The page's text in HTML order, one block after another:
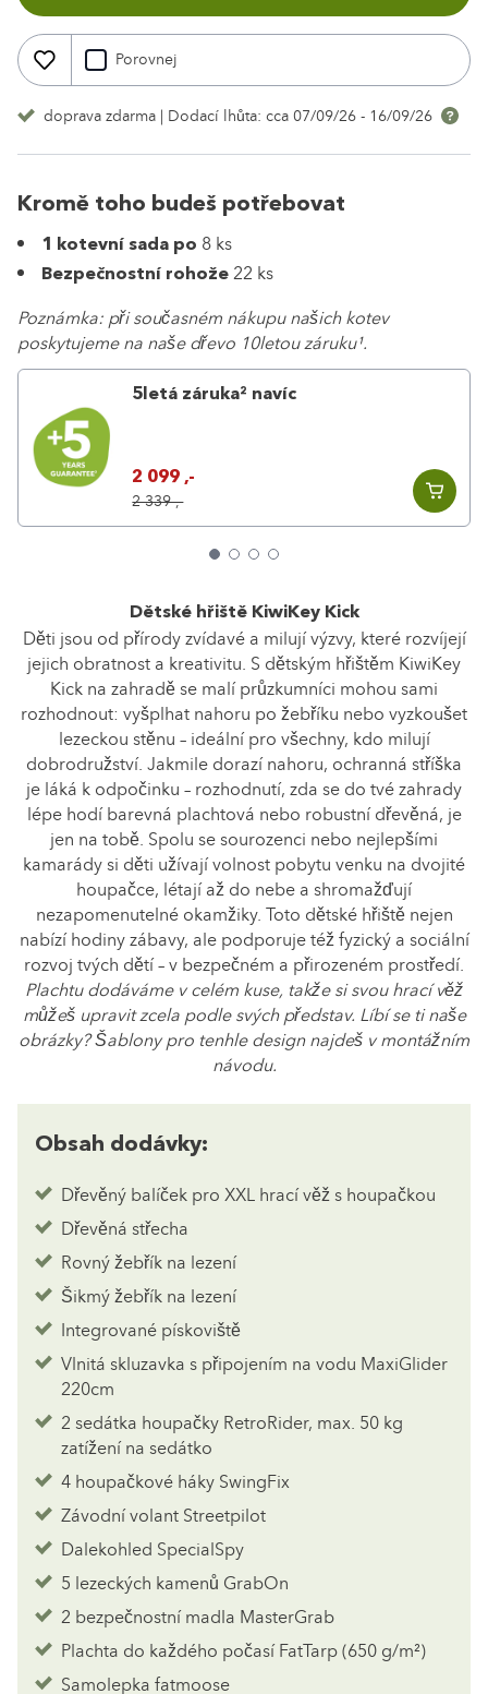
Porovnej
doprava zdarma | Dodací lhůta: cca 07/09/26 - 16/09/26
Kromě toho budeš potřebovat
1 kotevní sada po 8 ks
Bezpečnostní rohože 22 ks
Poznámka: při současném nákupu našich kotev
poskytujeme na naše dřevo 10letou záruku¹.
5letá záruka² navíc
2 339 ,-
2 099 ,-
Dětské hřiště KiwiKey Kick
Děti jsou od přírody zvídavé a milují výzvy, které rozvíjejí
jejich obratnost a kreativitu. S dětským hřištěm KiwiKey
Kick na zahradě se malí průzkumníci mohou sami
rozhodnout: vyšplhat nahoru po žebříku nebo vyzkoušet
lezeckou stěnu – ideální pro všechny, kdo milují
dobrodružství. Jakmile dorazí nahoru, ochranná stříška
je láká k odpočinku – rozhodnutí, zda se do tvé zahrady
lépe hodí barevná plachtová nebo robustní dřevěná, je
jen na tobě. Spolu se sourozenci nebo nejlepšími
kamarády si děti užívají volnost pobytu venku na dvojité
houpačce, létají až do nebe a shromažďují
nezapomenutelné okamžiky. Toto dětské hřiště nejen
nabízí hodiny zábavy, ale podporuje též fyzický a sociální
rozvoj tvých dětí – v bezpečném a přirozeném prostředí.
Plachtu dodáváme v celém kuse, takže si svou hrací věž
můžeš upravit zcela podle svých představ. Líbí se ti naše
obrázky? Šablony pro tenhle design najdeš v montážním
návodu.
Obsah dodávky:
Dřevěný balíček pro XXL hrací věž s houpačkou
Dřevěná střecha
Rovný žebřík na lezení
Šikmý žebřík na lezení
Integrované pískoviště
Vlnitá skluzavka s připojením na vodu MaxiGlider
220cm
2 sedátka houpačky RetroRider, max. 50 kg
zatížení na sedátko
4 houpačkové háky SwingFix
Závodní volant Streetpilot
Dalekohled SpecialSpy
5 lezeckých kamenů GrabOn
2 bezpečnostní madla MasterGrab
Plachta do každého počasí FatTarp (650 g/m²)
Samolepka fatmoose